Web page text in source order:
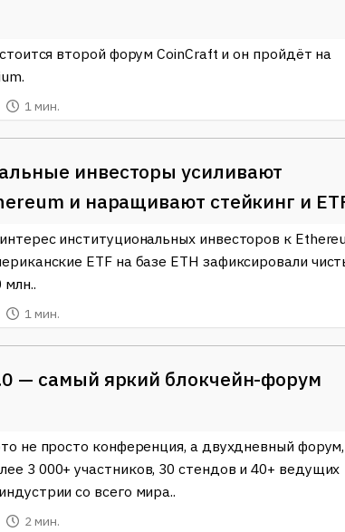
второй форум CoinCraft и он пройдёт на
1 мин.
инвесторы усиливают
и наращивают стейкинг и
институциональных инвесторов к
ETF на базе ETH зафиксировали
млн..
1 мин.
— самый яркий блокчейн-форум
не просто конференция, а двухдневный форум,
3 000+ участников, 30 стендов и 40+ ведущих
со всего мира..
2 мин.